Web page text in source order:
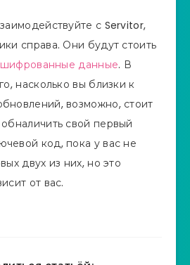
с Servitor,
справа. Они будут стоить
данные. В
насколько вы близки к
возможно, стоит
свой первый
код, пока у вас не
двух из них, но это
от вас.